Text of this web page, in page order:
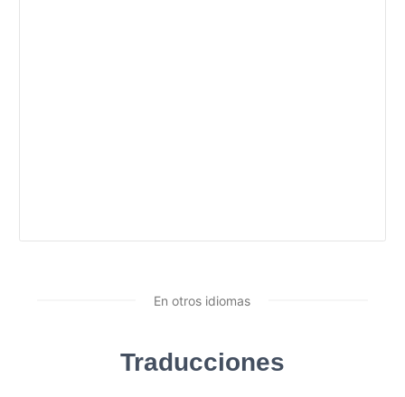
En otros idiomas
Traducciones